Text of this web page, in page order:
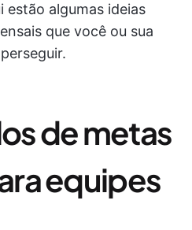
estão algumas ideias
que você ou sua
de metas
equipes